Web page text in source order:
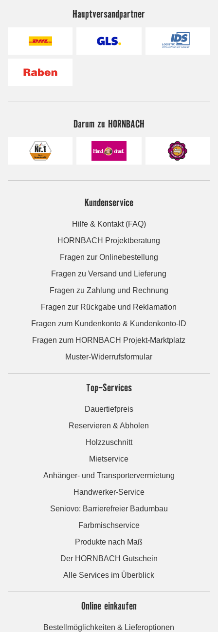
Hauptversandpartner
Darum zu HORNBACH
Kundenservice
Hilfe & Kontakt (FAQ)
HORNBACH Projektberatung
Fragen zur Onlinebestellung
Fragen zu Versand und Lieferung
Fragen zu Zahlung und Rechnung
Fragen zur Rückgabe und Reklamation
Fragen zum Kundenkonto & Kundenkonto-ID
Fragen zum HORNBACH Projekt-Marktplatz
Muster-Widerrufsformular
Top-Services
Dauertiefpreis
Reservieren & Abholen
Holzzuschnitt
Mietservice
Anhänger- und Transportervermietung
Handwerker-Service
Seniovo: Barrierefreier Badumbau
Farbmischservice
Produkte nach Maß
Der HORNBACH Gutschein
Alle Services im Überblick
Online einkaufen
Bestellmöglichkeiten & Lieferoptionen